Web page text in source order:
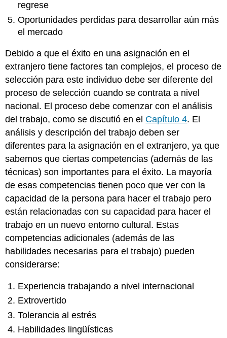
regrese
Oportunidades perdidas para desarrollar aún más
el mercado
Debido a que el éxito en una asignación en el
extranjero tiene factores tan complejos, el proceso de
selección para este individuo debe ser diferente del
proceso de selección cuando se contrata a nivel
nacional. El proceso debe comenzar con el análisis
del trabajo, como se discutió en el Capítulo 4. El
análisis y descripción del trabajo deben ser
diferentes para la asignación en el extranjero, ya que
sabemos que ciertas competencias (además de las
técnicas) son importantes para el éxito. La mayoría
de esas competencias tienen poco que ver con la
capacidad de la persona para hacer el trabajo pero
están relacionadas con su capacidad para hacer el
trabajo en un nuevo entorno cultural. Estas
competencias adicionales (además de las
habilidades necesarias para el trabajo) pueden
considerarse:
Experiencia trabajando a nivel internacional
Extrovertido
Tolerancia al estrés
Habilidades lingüísticas